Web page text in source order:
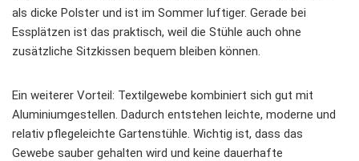
als dicke Polster und ist im Sommer luftiger. Gerade bei
Essplätzen ist das praktisch, weil die Stühle auch ohne
zusätzliche Sitzkissen bequem bleiben können.
Ein weiterer Vorteil: Textilgewebe kombiniert sich gut mit
Aluminiumgestellen. Dadurch entstehen leichte, moderne und
relativ pflegeleichte Gartenstühle. Wichtig ist, dass das
Gewebe sauber gehalten wird und keine dauerhafte